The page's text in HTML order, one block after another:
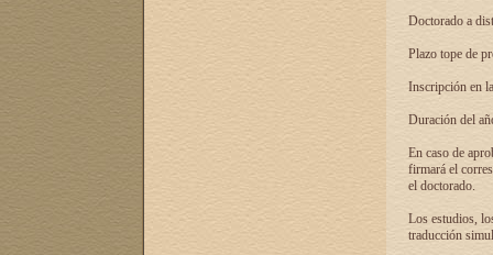
Doctorado a
Plazo tope de
Inscripción en
Duración del
En caso de
firmará el
el doctorado.
Los estudios,
traducción